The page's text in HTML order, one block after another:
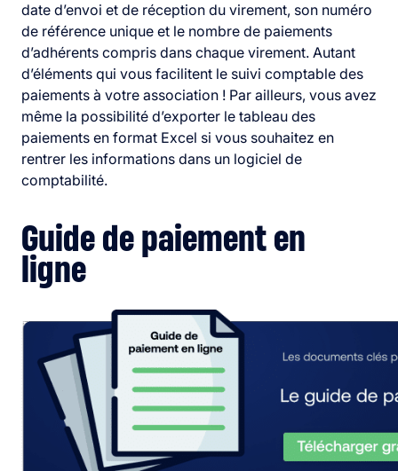
date d’envoi et de réception du virement, son numéro
de référence unique et le nombre de paiements
d’adhérents compris dans chaque virement. Autant
d’éléments qui vous facilitent le suivi comptable des
paiements à votre association ! Par ailleurs, vous avez
même la possibilité d’exporter le tableau des
paiements en format Excel si vous souhaitez en
rentrer les informations dans un logiciel de
comptabilité.
Guide de paiement en
ligne